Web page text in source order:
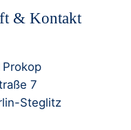
& Kontakt
Prokop
7
Steglitz